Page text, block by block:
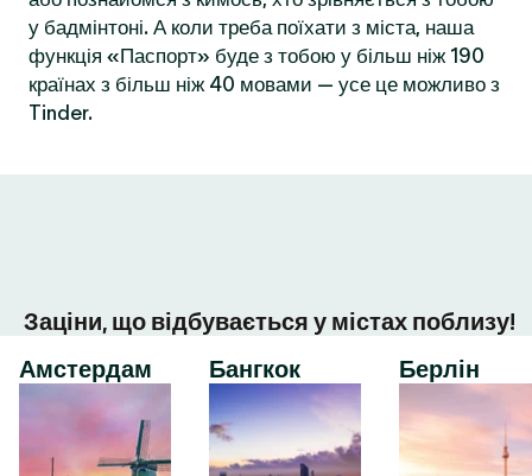
у бадмінтоні. А коли треба поїхати з міста, наша
функція «Паспорт» буде з тобою у більш ніж 190
країнах з більш ніж 40 мовами — усе це можливо з
Tinder.
Заціни, що відбувається у містах поблизу!
Амстердам
Бангкок Берлін